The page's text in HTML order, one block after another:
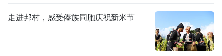
走进邦村，感受傣族同胞庆祝新米节